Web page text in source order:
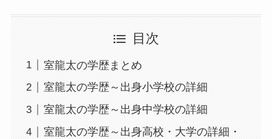
目次
室龍太の学歴まとめ
室龍太の学歴～出身小学校の詳細
室龍太の学歴～出身中学校の詳細
室龍太の学歴～出身高校・大学の詳細・